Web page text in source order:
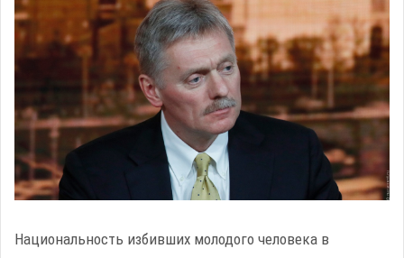
Национальность избивших молодого человека в